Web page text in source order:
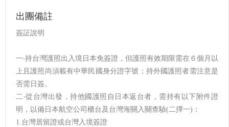
出團備註
簽証說明
一‧持台灣護照出入境日本免簽證，但護照有效期限需在６個月以
上且護照尚須載有中華民國身分證字號；持外國護照者需注意是
否需日簽。
二‧從台灣出發，持他國護照自日本返台者，需持有以下附件證
明，以備日本航空公司櫃台及台灣海關入關查驗(二擇一)：
1.台灣居留證或台灣入境簽證